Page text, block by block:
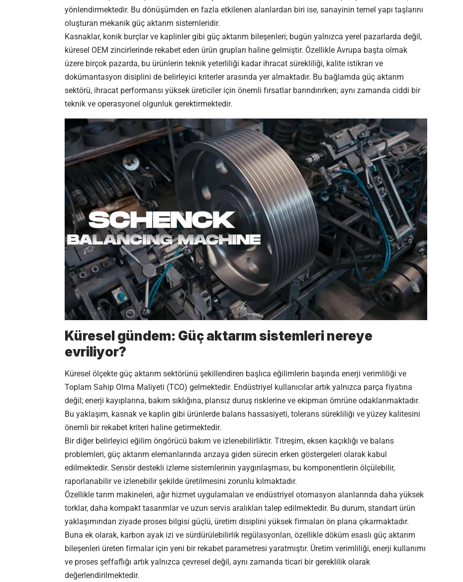
yönlendirmektedir. Bu dönüşümden en fazla etkilenen alanlardan biri ise, sanayinin temel yapı taşlarını
oluşturan mekanik güç aktarım sistemleridir.
Kasnaklar, konik burçlar ve kaplinler gibi güç aktarım bileşenleri; bugün yalnızca yerel pazarlarda değil,
küresel OEM zincirlerinde rekabet eden ürün grupları haline gelmiştir. Özellikle Avrupa başta olmak
üzere birçok pazarda, bu ürünlerin teknik yeterliliği kadar ihracat sürekliliği, kalite istikrarı ve
dokümantasyon disiplini de belirleyici kriterler arasında yer almaktadır. Bu bağlamda güç aktarım
sektörü, ihracat performansı yüksek üreticiler için önemli fırsatlar barındırırken; aynı zamanda ciddi bir
teknik ve operasyonel olgunluk gerektirmektedir.
Küresel gündem: Güç aktarım sistemleri nereye
evriliyor?
Küresel ölçekte güç aktarım sektörünü şekillendiren başlıca eğilimlerin başında enerji verimliliği ve
Toplam Sahip Olma Maliyeti (TCO) gelmektedir. Endüstriyel kullanıcılar artık yalnızca parça fiyatına
değil; enerji kayıplarına, bakım sıklığına, plansız duruş risklerine ve ekipman ömrüne odaklanmaktadır.
Bu yaklaşım, kasnak ve kaplin gibi ürünlerde balans hassasiyeti, tolerans sürekliliği ve yüzey kalitesini
önemli bir rekabet kriteri haline getirmektedir.
Bir diğer belirleyici eğilim öngörücü bakım ve izlenebilirliktir. Titreşim, eksen kaçıklığı ve balans
problemleri, güç aktarım elemanlarında arızaya giden sürecin erken göstergeleri olarak kabul
edilmektedir. Sensör destekli izleme sistemlerinin yaygınlaşması, bu komponentlerin ölçülebilir,
raporlanabilir ve izlenebilir şekilde üretilmesini zorunlu kılmaktadır.
Özellikle tarım makineleri, ağır hizmet uygulamaları ve endüstriyel otomasyon alanlarında daha yüksek
torklar, daha kompakt tasarımlar ve uzun servis aralıkları talep edilmektedir. Bu durum, standart ürün
yaklaşımından ziyade proses bilgisi güçlü, üretim disiplini yüksek firmaları ön plana çıkarmaktadır.
Buna ek olarak, karbon ayak izi ve sürdürülebilirlik regülasyonları, özellikle döküm esaslı güç aktarım
bileşenleri üreten firmalar için yeni bir rekabet parametresi yaratmıştır. Üretim verimliliği, enerji kullanımı
ve proses şeffaflığı artık yalnızca çevresel değil, aynı zamanda ticari bir gereklilik olarak
değerlendirilmektedir.